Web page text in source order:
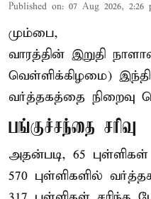
Published on: 07 Aug 2026, 2:26
மும்பை,
வாரத்தின் இறுதி
வெள்ளிக்கிழமை)
வர்த்தகத்தை நிறைவு
பங்குச்சந்தை சரிவு
அதன்படி, 65 புள்ளிகள்
570 புள்ளிகளில்